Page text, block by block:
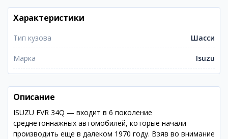
Характеристики
Тип кузова Шасси
Марка Isuzu
Описание
ISUZU FVR 34Q — входит в 6 поколение
среднетоннажных автомобилей, которые начали
производить еще в далеком 1970 году. Взяв во внимание